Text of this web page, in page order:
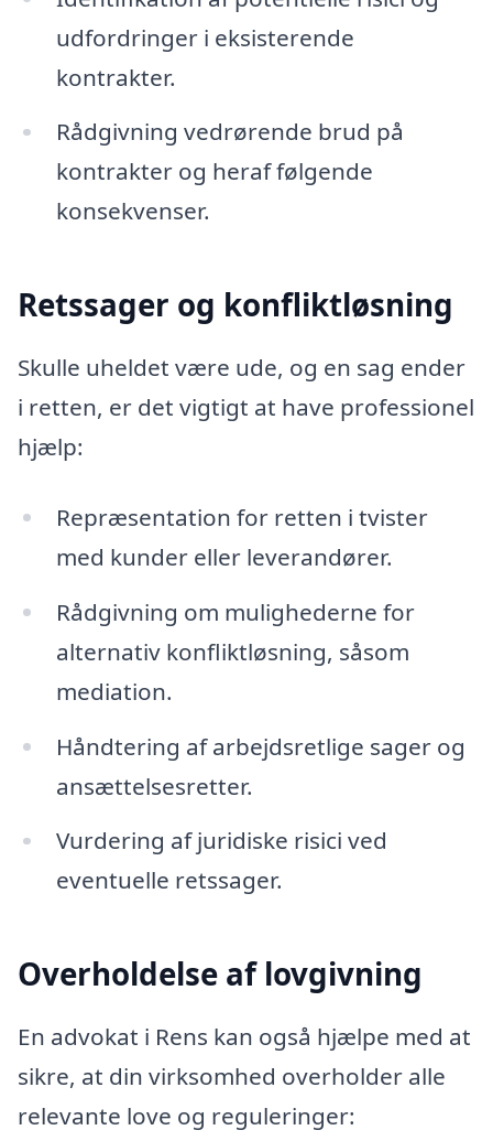
udfordringer i eksisterende
kontrakter.
Rådgivning vedrørende brud på
kontrakter og heraf følgende
konsekvenser.
Retssager og konfliktløsning
Skulle uheldet være ude, og en sag ender
i retten, er det vigtigt at have professionel
hjælp:
Repræsentation for retten i tvister
med kunder eller leverandører.
Rådgivning om mulighederne for
alternativ konfliktløsning, såsom
mediation.
Håndtering af arbejdsretlige sager og
ansættelsesretter.
Vurdering af juridiske risici ved
eventuelle retssager.
Overholdelse af lovgivning
En advokat i Rens kan også hjælpe med at
sikre, at din virksomhed overholder alle
relevante love og reguleringer: